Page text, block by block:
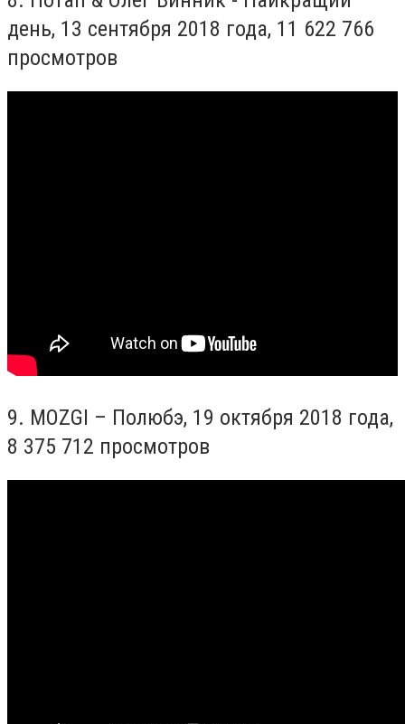
день, 13 сентября 2018 года, 11 622 766
просмотров
9. MOZGI – Полюбэ, 19 октября 2018 года,
8 375 712 просмотров